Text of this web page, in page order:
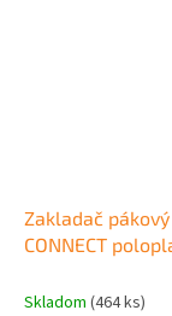
Zakladač
CONNECT
Skladom (464 ks)